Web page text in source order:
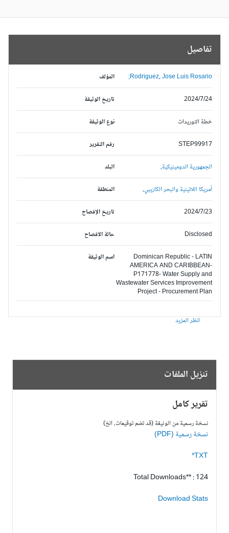
تفاصيل
المؤلف Rodriguez, Jose Luis Rosario;
تاريخ الوثيقة 2024/7/24
نوع الوثيقة خطة التوريدات
رقم التقرير STEP99917
البلد الجمهورية الدومينيكية,
المنطقة أمريكا اللاتينية والبحر الكاريبي,
تاريخ الإفصاح 2024/7/23
حالة الافصاح Disclosed
اسم الوثيقة
Dominican Republic - LATIN
AMERICA AND CARIBBEAN-
P171778- Water Supply and
Wastewater Services Improvement
Project - Procurement Plan
انظر المزيد
تنزيل الملفات
تقرير كامل
نسخة رسمية من الوثيقة (قد تضم توقيعات، الخ)
نسخة رسمية (PDF)
TXT*
Total Downloads** : 124
Download Stats